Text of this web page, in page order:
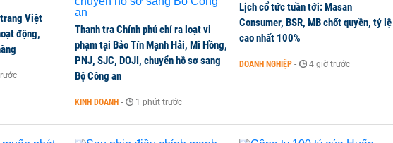
Smartphone AI và thiết bị gập đang định hình xu hướng nâng cấp
1 phút trước
tế đánh giá tích cực về tiền đồng của Việt Nam
Việt
động,
Thanh tra Chính phủ chỉ ra loạt vi
phạm tại Bảo Tín Mạnh Hải, Mi Hồng,
PNJ, SJC, DOJI, chuyển hồ sơ sang
Bộ Công an
KINH DOANH - 1 phút trước
Lịch cổ tức tuần tới: Masan
Consumer, BSR, MB chốt quyền, tỷ lệ
cao nhất 100%
DOANH NGHIỆP - 4 giờ trước